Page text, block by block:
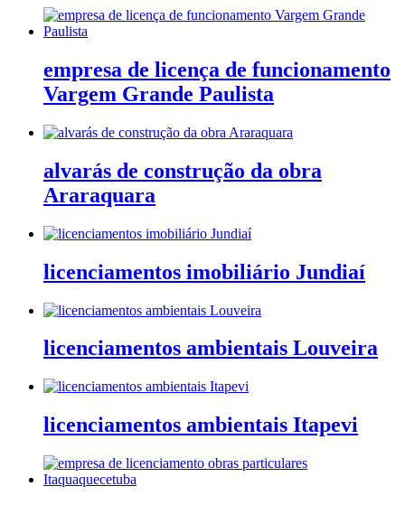
empresa de licença de funcionamento
Vargem Grande Paulista
alvarás de construção da obra
Araraquara
licenciamentos imobiliário Jundiaí
licenciamentos ambientais Louveira
licenciamentos ambientais Itapevi